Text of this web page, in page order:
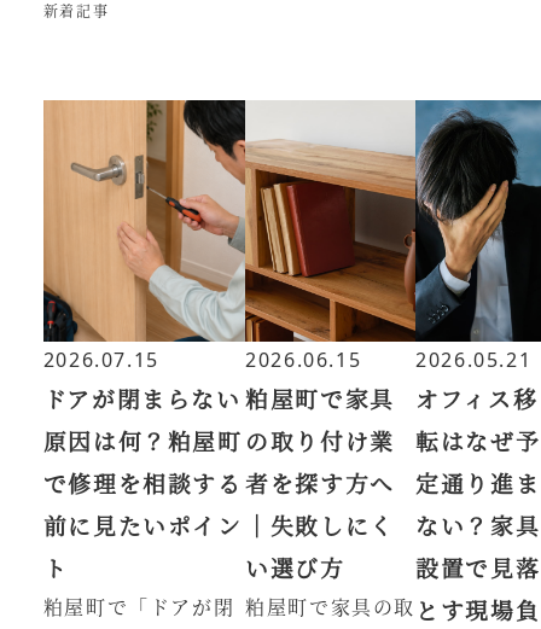
新着記事
2026.07.15
ドアが閉まらない
原因は何？粕屋町
で修理を相談する
前に見たいポイン
ト
粕屋町で「ドアが閉
2026.06.15
粕屋町で家具
の取り付け業
者を探す方へ
｜失敗しにく
い選び方
粕屋町で家具の取
2026.05.21
オフィス移
転はなぜ予
定通り進ま
ない？家具
設置で見落
とす現場負